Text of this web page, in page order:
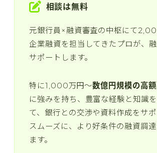
相談は無料
元銀行員×融資審査の中枢にて
企業融資を担当してきたプロが、
サポートします。
特に1,000万円〜数億円規模の高
に強みを持ち、豊富な経験と知識
て、銀行との交渉や資料作成をサポ
スムーズに、より好条件の融資調
ます。